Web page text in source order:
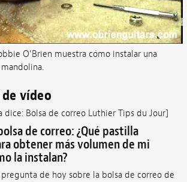
O’Brien muestra cómo instalar una
vídeo
Bolsa de correo Luthier Tips du Jour]
de correo: ¿Qué pastilla
obtener más volumen de mi
la instalan?
pregunta de hoy sobre la bolsa de correo de